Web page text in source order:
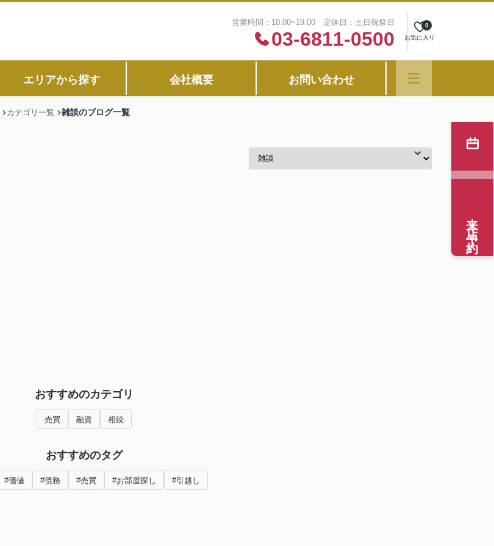
営業時間：10:00~19:00 定休日：土日祝祭日
03-6811-0500 お気に入り
0
エリアから探す 会社概要 お問い合わせ
カテゴリ一覧 雑談のブログ一覧
おすすめのカテゴリ
売買 融資 相続
おすすめのタグ
#価値 #債務 #売買 #お部屋探し #引越し
来店予約